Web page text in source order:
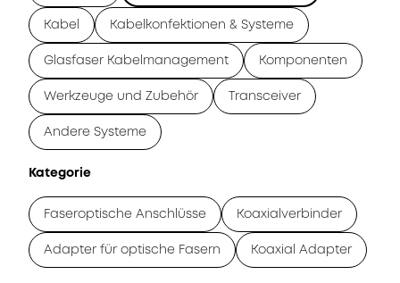
Kabel Kabelkonfektionen & Systeme
Glasfaser Kabelmanagement Komponenten
Werkzeuge und Zubehör Transceiver
Andere Systeme
Kategorie
Faseroptische Anschlüsse Koaxialverbinder
Adapter für optische Fasern Koaxial Adapter